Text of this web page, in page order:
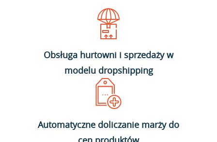
Obsługa hurtowni i sprzedaży w
modelu dropshipping
Automatyczne doliczanie marży do